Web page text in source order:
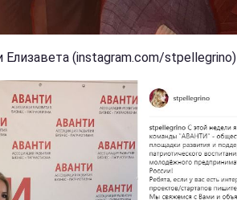
(instagram.com/stpellegrino)